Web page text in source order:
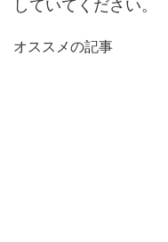
していてください。
オススメの記事